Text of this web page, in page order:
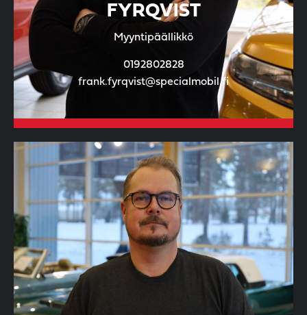
FYRQVIST
Myyntipäällikkö
0192802828
frank.fyrqvist@specialmobil.fi